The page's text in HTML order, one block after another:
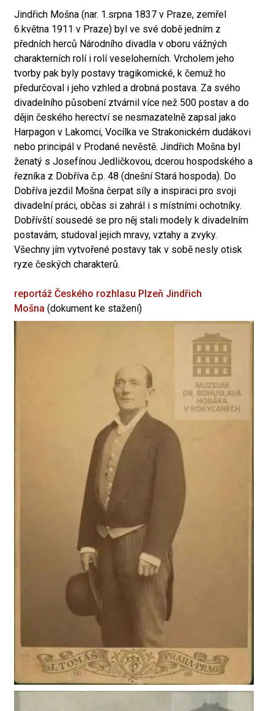
Jindřich Mošna (nar. 1.srpna 1837 v Praze, zemřel
6.května 1911 v Praze) byl ve své době jedním z
předních herců Národního divadla v oboru vážných
charakterních rolí i rolí veseloherních. Vrcholem jeho
tvorby pak byly postavy tragikomické, k čemuž ho
předurčoval i jeho vzhled a drobná postava. Za svého
divadelního působení ztvárnil více než 500 postav a do
dějin českého herectví se nesmazatelně zapsal jako
Harpagon v Lakomci, Vocílka ve Strakonickém dudákovi
nebo principál v Prodané nevěstě. Jindřich Mošna byl
ženatý s Josefínou Jedličkovou, dcerou hospodského a
řezníka z Dobříva č.p. 48 (dnešní Stará hospoda). Do
Dobříva jezdil Mošna čerpat síly a inspiraci pro svoji
divadelní práci, občas si zahrál i s místními ochotníky.
Dobřívští sousedé se pro něj stali modely k divadelním
postavám, studoval jejich mravy, vztahy a zvyky.
Všechny jím vytvořené postavy tak v sobě nesly otisk
ryze českých charakterů.
reportáž Českého rozhlasu Plzeň Jindřich
Mošna (dokument ke stažení)